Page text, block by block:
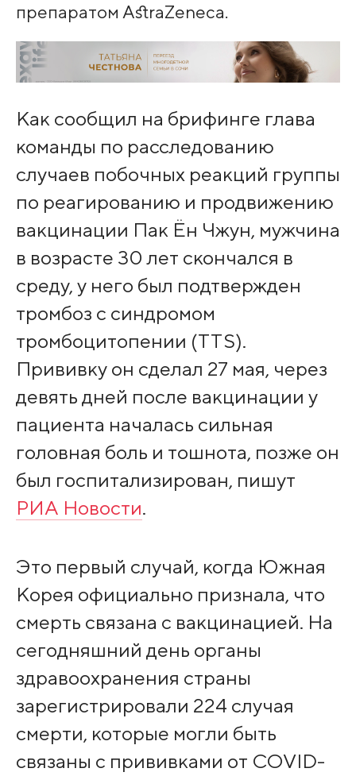
препаратом AstraZeneca.
Как сообщил на брифинге глава
команды по расследованию
случаев побочных реакций группы
по реагированию и продвижению
вакцинации Пак Ён Чжун, мужчина
в возрасте 30 лет скончался в
среду, у него был подтвержден
тромбоз с синдромом
тромбоцитопении (TTS).
Прививку он сделал 27 мая, через
девять дней после вакцинации у
пациента началась сильная
головная боль и тошнота, позже он
был госпитализирован, пишут
РИА Новости.
Это первый случай, когда Южная
Корея официально признала, что
смерть связана с вакцинацией. На
сегодняшний день органы
здравоохранения страны
зарегистрировали 224 случая
смерти, которые могли быть
связаны с прививками от COVID-